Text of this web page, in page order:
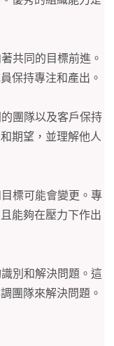
共同的目標前進。
保持專注和產出。
團隊以及客戶保持
期望，並理解他人
標可能會變更。專
能夠在壓力下作出
別和解決問題。這
團隊來解決問題。